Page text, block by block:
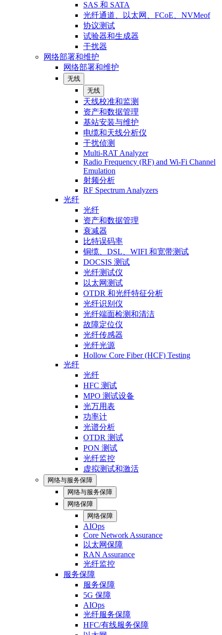
SAS 和 SATA
光纤通道、以太网、FCoE、NVMeof
协议测试
试验器和生成器
干扰器
网络部署和维护
网络部署和维护
无线
无线
天线校准和监测
资产和数据管理
基站安装与维护
电缆和天线分析仪
干扰侦测
Multi-RAT Analyzer
Radio Frequency (RF) and Wi-Fi Channel
Emulation
射频分析
RF Spectrum Analyzers
光纤
光纤
资产和数据管理
衰减器
比特误码率
铜缆、DSL、WIFI 和宽带测试
DOCSIS 测试
光纤测试仪
以太网测试
OTDR 和光纤特征分析
光纤识别仪
光纤端面检测和清洁
故障定位仪
光纤传感器
光纤光源
Hollow Core Fiber (HCF) Testing
光纤
光纤
HFC 测试
MPO 测试设备
光万用表
功率计
光谱分析
OTDR 测试
PON 测试
光纤监控
虚拟测试和激活
网络与服务保障
网络与服务保障
网络保障
网络保障
AIOps
Core Network Assurance
以太网保障
RAN Assurance
光纤监控
服务保障
服务保障
5G 保障
AIOps
光纤服务保障
HFC/有线服务保障